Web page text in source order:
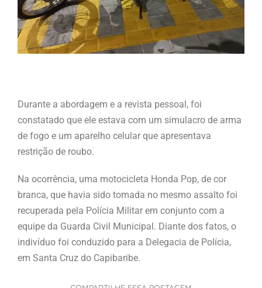
Durante a abordagem e a revista pessoal, foi
constatado que ele estava com um simulacro de arma
de fogo e um aparelho celular que apresentava
restrição de roubo.
Na ocorrência, uma motocicleta Honda Pop, de cor
branca, que havia sido tomada no mesmo assalto foi
recuperada pela Polícia Militar em conjunto com a
equipe da Guarda Civil Municipal. Diante dos fatos, o
indivíduo foi conduzido para a Delegacia de Polícia,
em Santa Cruz do Capibaribe.